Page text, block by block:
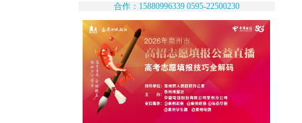
合作：15880996339 0595-22500230